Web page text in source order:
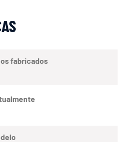
fabricados